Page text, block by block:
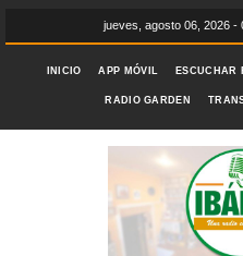
jueves, agosto 06, 2026 -
INICIO APP MÓVIL ESCUCHAR
RADIO GARDEN